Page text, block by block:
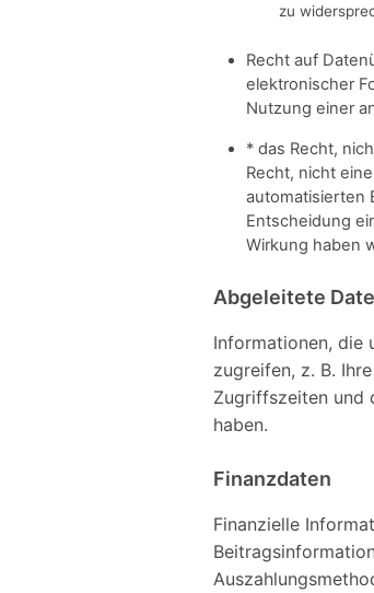
zu
Recht auf
elektronischer
Nutzung einer
* das Recht,
Recht, nicht
automatisierten
Entscheidung
Wirkung haben
Abgeleitete
Informationen, die
zugreifen, z. B.
Zugriffszeiten und
haben.
Finanzdaten
Finanzielle